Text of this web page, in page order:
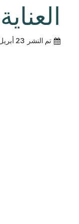
تم النشر 23 أبريل، 2026